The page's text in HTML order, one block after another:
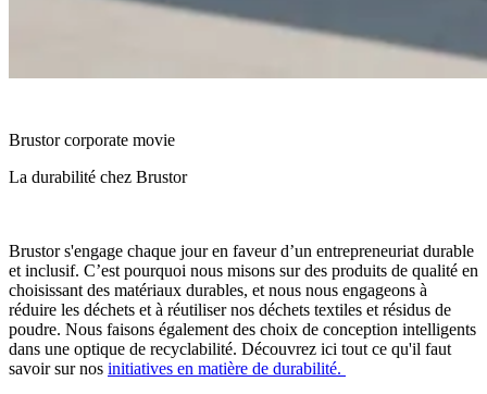
Brustor corporate movie
La durabilité chez Brustor
Brustor s'engage chaque jour en faveur d’un entrepreneuriat durable
et inclusif. C’est pourquoi nous misons sur des produits de qualité en
choisissant des matériaux durables, et nous nous engageons à
réduire les déchets et à réutiliser nos déchets textiles et résidus de
poudre. Nous faisons également des choix de conception intelligents
dans une optique de recyclabilité. Découvrez ici tout ce qu'il faut
savoir sur nos initiatives en matière de durabilité.